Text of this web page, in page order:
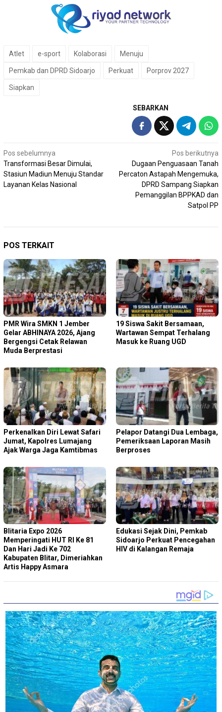
Atlet e-sport Kolaborasi Menuju
Pemkab dan DPRD Sidoarjo Perkuat Porprov 2027
Siapkan
SEBARKAN
Navigasi
pos
Pos sebelumnya
Transformasi Besar Dimulai,
Stasiun Madiun Menuju Standar
Layanan Kelas Nasional
Pos berikutnya
Dugaan Penguasaan Tanah
Percaton Astapah Mengemuka,
DPRD Sampang Siapkan
Pemanggilan BPPKAD dan
Satpol PP
POS TERKAIT
PMR Wira SMKN 1 Jember
Gelar ABHINAYA 2026, Ajang
Bergengsi Cetak Relawan
Muda Berprestasi
19 Siswa Sakit Bersamaan,
Wartawan Sempat Terhalang
Masuk ke Ruang UGD
Perkenalkan Diri Lewat Safari
Jumat, Kapolres Lumajang
Ajak Warga Jaga Kamtibmas
Pelapor Datangi Dua Lembaga,
Pemeriksaan Laporan Masih
Berproses
Blitaria Expo 2026
Memperingati HUT RI Ke 81
Dan Hari Jadi Ke 702
Kabupaten Blitar, Dimeriahkan
Artis Happy Asmara
Edukasi Sejak Dini, Pemkab
Sidoarjo Perkuat Pencegahan
HIV di Kalangan Remaja